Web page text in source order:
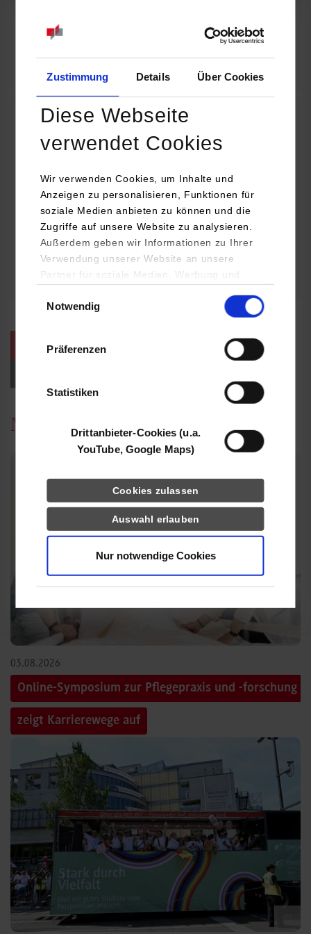
Zustimmung Details Über Cookies
Diese Webseite
verwendet Cookies
Wir verwenden Cookies, um Inhalte und
Anzeigen zu personalisieren, Funktionen für
soziale Medien anbieten zu können und die
Zugriffe auf unsere Website zu analysieren.
Außerdem geben wir Informationen zu Ihrer
Verwendung unserer Website an unsere
Partner für soziale Medien, Werbung und
YouTube, Google Maps) führen diese
Daten zusammen, die Sie ihnen bereitgestellt
haben oder die sie im Rahmen Ihrer Nutzung
Notwendig
Präferenzen
Statistiken
Drittanbieter-Cookies (u.a.
YouTube, Google Maps)
Cookies zulassen
Auswahl erlauben
Nur notwendige Cookies
Online INDIS-Infoveranstaltung für Studierende
Zum Event
Technologietag: Clean Urban Transportation –
nachhaltige Mobilität im (sub)urbanen Umfeld
16.09.2026 - 17.09.2026
Im Mittelpunkt stehen elektrische Antriebe, moderne
Batterietechnologien und innovative Fahrzeugkonzepte für
nachhaltige Mobilität in Stadt und…
weitere Veranstaltungen / Termine
News
03.08.2026
Online-Symposium zur Pflegepraxis und -forschung
zeigt Karrierewege auf